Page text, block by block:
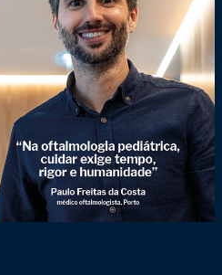
Clique para ler